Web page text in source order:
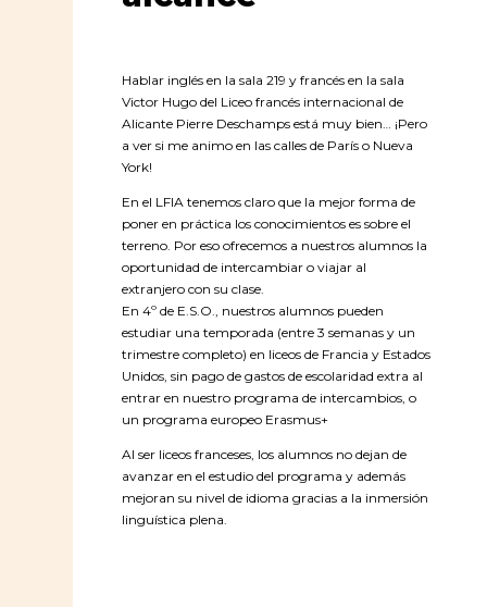
Hablar inglés en la sala 219 y francés en la sala
Victor Hugo del Liceo francés internacional de
Alicante Pierre Deschamps está muy bien… ¡Pero
a ver si me animo en las calles de París o Nueva
York!
En el LFIA tenemos claro que la mejor forma de
poner en práctica los conocimientos es sobre el
terreno. Por eso ofrecemos a nuestros alumnos la
oportunidad de intercambiar o viajar al
extranjero con su clase.
En 4º de E.S.O., nuestros alumnos pueden
estudiar una temporada (entre 3 semanas y un
trimestre completo) en liceos de Francia y Estados
Unidos, sin pago de gastos de escolaridad extra al
entrar en nuestro programa de intercambios, o
un programa europeo Erasmus+
Al ser liceos franceses, los alumnos no dejan de
avanzar en el estudio del programa y además
mejoran su nivel de idioma gracias a la inmersión
linguística plena.